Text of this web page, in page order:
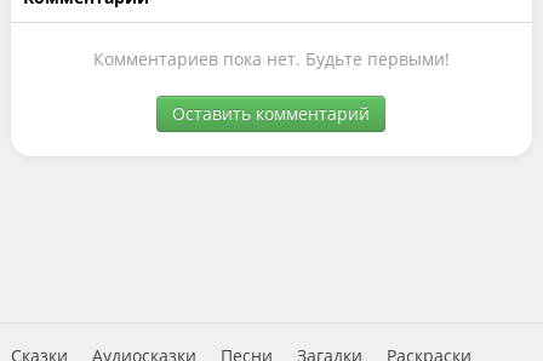
Комментариев пока нет. Будьте первыми!
Оставить комментарий
Сказки Аудиосказки Песни Загадки Раскраски